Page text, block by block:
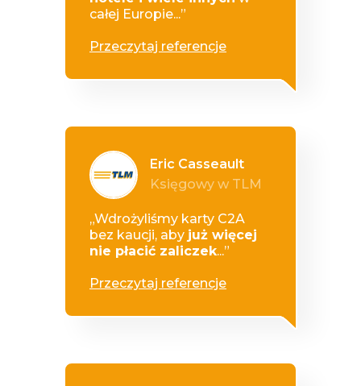
całej Europie...”
Przeczytaj referencje
Eric Casseault
Księgowy w TLM
„Wdrożyliśmy karty C2A
bez kaucji, aby już więcej
nie płacić zaliczek...”
Przeczytaj referencje